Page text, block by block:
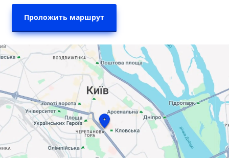
Проложить маршрут